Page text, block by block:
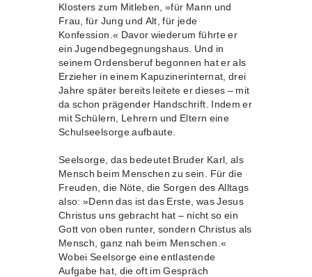
Klosters zum Mitleben, »für Mann und
Frau, für Jung und Alt, für jede
Konfession.« Davor wiederum führte er
ein Jugendbegegnungshaus. Und in
seinem Ordensberuf begonnen hat er als
Erzieher in einem Kapuzinerinternat, drei
Jahre später bereits leitete er dieses – mit
da schon prägender Handschrift. Indem er
mit Schülern, Lehrern und Eltern eine
Schulseelsorge aufbaute.
Seelsorge, das bedeutet Bruder Karl, als
Mensch beim Menschen zu sein. Für die
Freuden, die Nöte, die Sorgen des Alltags
also: »Denn das ist das Erste, was Jesus
Christus uns gebracht hat – nicht so ein
Gott von oben runter, sondern Christus als
Mensch, ganz nah beim Menschen.«
Wobei Seelsorge eine entlastende
Aufgabe hat, die oft im Gespräch